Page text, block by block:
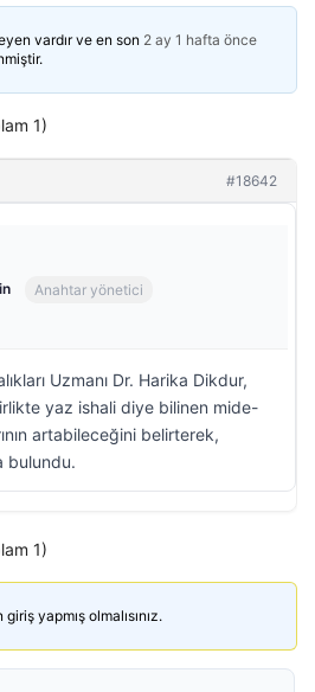
vardır ve en son 2 ay 1 hafta önce
1)
#18642
Anahtar yönetici
Uzmanı Dr. Harika Dikdur,
yaz ishali diye bilinen mide-
artabileceğini belirterek,
bulundu.
1)
yapmış olmalısınız.